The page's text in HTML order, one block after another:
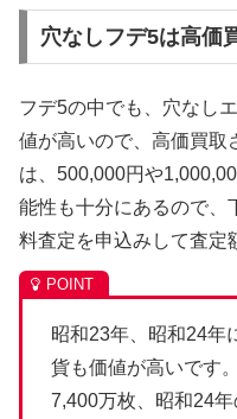
穴なしフデ5は高価
フデ5の中でも、穴なし
値が高いので、高価買取
は、500,000円や
能性も十分にあるので、
料査定を申込みして査定
昭和23年、昭和24年
貨も価値が高いです
7,400万枚、昭和24